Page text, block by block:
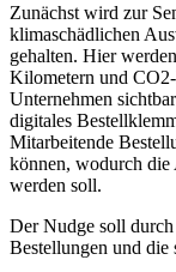
Zunächst wird zur
klimaschädlichen
gehalten. Hier
Kilometern und
Unternehmen
digitales
Mitarbeitende
können, wodurch die
werden soll.
Der Nudge soll
Bestellungen und die